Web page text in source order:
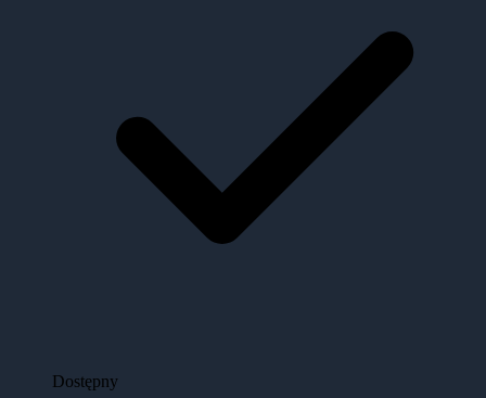
Dostępny